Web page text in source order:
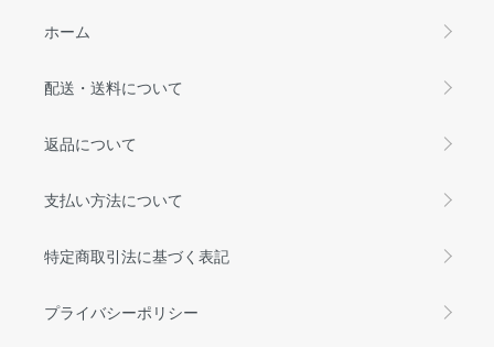
ホーム
配送・送料について
返品について
支払い方法について
特定商取引法に基づく表記
プライバシーポリシー